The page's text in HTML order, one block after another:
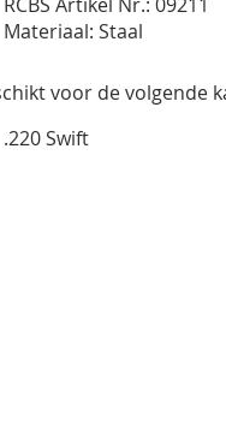
Materiaal: Staal
voor de volgende
.220 Swift